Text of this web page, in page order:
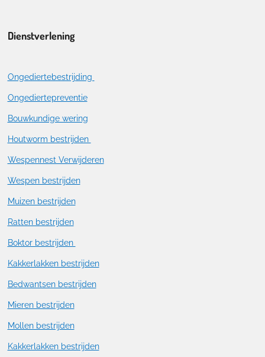
Dienstverlening
Ongediertebestrijding
Ongediertepreventie
Bouwkundige wering
Houtworm bestrijden
Wespennest Verwijderen
Wespen bestrijden
Muizen bestrijden
Ratten bestrijden
Boktor bestrijden
Kakkerlakken bestrijden
Bedwantsen bestrijden
Mieren bestrijden
Mollen bestrijden
Kakkerlakken bestrijden